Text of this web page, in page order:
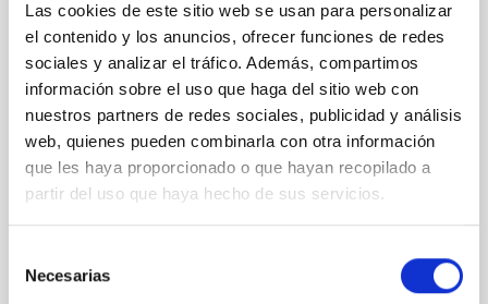
Las cookies de este sitio web se usan para personalizar
el contenido y los anuncios, ofrecer funciones de redes
sociales y analizar el tráfico. Además, compartimos
información sobre el uso que haga del sitio web con
nuestros partners de redes sociales, publicidad y análisis
web, quienes pueden combinarla con otra información
que les haya proporcionado o que hayan recopilado a
partir del uso que haya hecho de sus servicios.
Necesarias
we expect to see alignments between the magnetic
field orientation of star-forming dense cores and the
cloud-scale magnetic field. A. Pandhi et al. showed
instead, however, that the orientation of cores and
their angular momentum vectors appear random
with respect to the larger-scale magnetic
Yin, Sean et al.
BIBCODE